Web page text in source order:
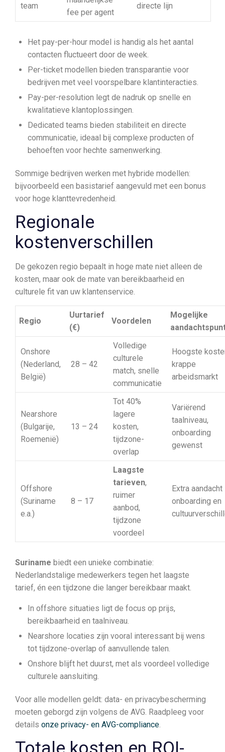
team
fee per agent
directe lijn
Het pay-per-hour model is handig als het aantal
contacten fluctueert door de week.
Per-ticket modellen bieden transparantie voor
bedrijven met veel voorspelbare klantinteracties.
Pay-per-resolution legt de nadruk op snelle en
kwalitatieve klantoplossingen.
Dedicated teams bieden stabiliteit en directe
communicatie, ideaal bij complexe producten of
behoeften voor hechte samenwerking.
Sommige bedrijven werken met hybride modellen:
bijvoorbeeld een basistarief aangevuld met een bonus
voor hoge klanttevredenheid.
Regionale
kostenverschillen
De gekozen regio bepaalt in hoge mate niet alleen de
kosten, maar ook de mate van bereikbaarheid en
culturele fit van uw klantenservice.
Regio
Uurtarief
(€)
Voordelen
Mogelijke
Onshore
(Nederland,
België)
28 – 42
Volledige
culturele
match, snelle
communicatie
Hoogste
krappe
arbeidsmarkt
Nearshore
(Bulgarije,
Roemenië)
13 – 24
Tot 40%
lagere
kosten,
tijdzone-
overlap
Variërend
taalniveau,
onboarding
gewenst
Offshore
(Suriname
e.a.)
8 – 17
Laagste
tarieven,
ruimer
aanbod,
tijdzone
voordeel
Extra aandacht
onboarding en
Suriname biedt een unieke combinatie:
Nederlandstalige medewerkers tegen het laagste
tarief, én een tijdzone die langer bereikbaar maakt.
In offshore situaties ligt de focus op prijs,
bereikbaarheid en taalniveau.
Nearshore locaties zijn vooral interessant bij wens
tot tijdzone-overlap of aanvullende talen.
Onshore blijft het duurst, met als voordeel volledige
culturele aansluiting.
Voor alle modellen geldt: data- en privacybescherming
moeten geborgd zijn volgens de AVG. Raadpleeg voor
details onze privacy- en AVG-compliance.